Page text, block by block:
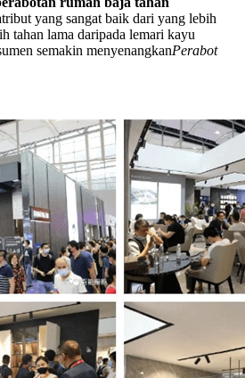
yang sangat baik dari yang lebih
tahan lama daripada lemari kayu
semakin menyenangkanPerabot